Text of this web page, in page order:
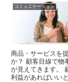
コミュニケーション
商品・サービスを
か？ 顧客目線で物
が見えてきます。
利益があればいい